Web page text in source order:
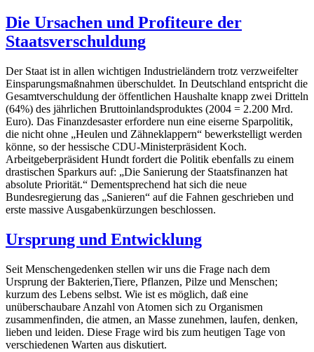
Die Ursachen und Profiteure der
Staatsverschuldung
Der Staat ist in allen wichtigen Industrieländern trotz verzweifelter
Einsparungsmaßnahmen überschuldet. In Deutschland entspricht die
Gesamtverschuldung der öffentlichen Haushalte knapp zwei Dritteln
(64%) des jährlichen Bruttoinlandsproduktes (2004 = 2.200 Mrd.
Euro). Das Finanzdesaster erfordere nun eine eiserne Sparpolitik,
die nicht ohne „Heulen und Zähneklappern“ bewerkstelligt werden
könne, so der hessische CDU-Ministerpräsident Koch.
Arbeitgeberpräsident Hundt fordert die Politik ebenfalls zu einem
drastischen Sparkurs auf: „Die Sanierung der Staatsfinanzen hat
absolute Priorität.“ Dementsprechend hat sich die neue
Bundesregierung das „Sanieren“ auf die Fahnen geschrieben und
erste massive Ausgabenkürzungen beschlossen.
Ursprung und Entwicklung
Seit Menschengedenken stellen wir uns die Frage nach dem
Ursprung der Bakterien,Tiere, Pflanzen, Pilze und Menschen;
kurzum des Lebens selbst. Wie ist es möglich, daß eine
unüberschaubare Anzahl von Atomen sich zu Organismen
zusammenfinden, die atmen, an Masse zunehmen, laufen, denken,
lieben und leiden. Diese Frage wird bis zum heutigen Tage von
verschiedenen Warten aus diskutiert.